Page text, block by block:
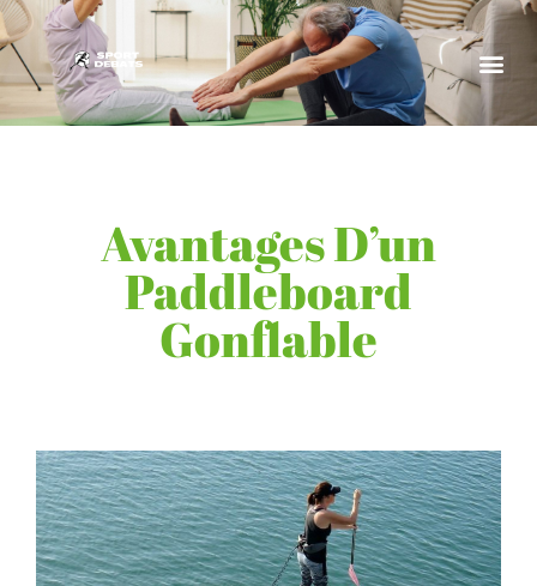
Avantages D’un
Paddleboard
Gonflable